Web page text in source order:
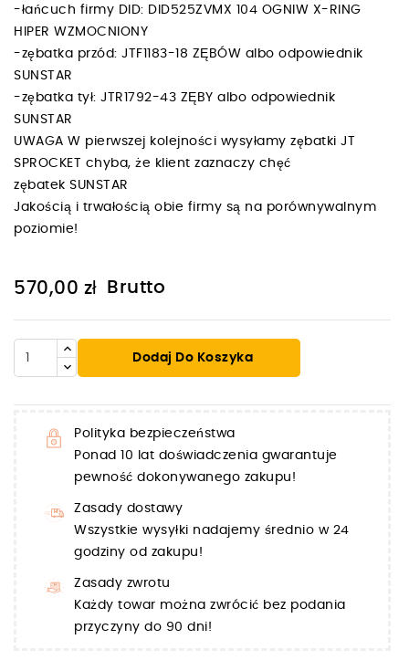
-łańcuch firmy DID: DID525ZVMX 104 OGNIW X-RING
HIPER WZMOCNIONY
-zębatka przód: JTF1183-18 ZĘBÓW albo odpowiednik
SUNSTAR
-zębatka tył: JTR1792-43 ZĘBY albo odpowiednik
SUNSTAR
UWAGA W pierwszej kolejności wysyłamy zębatki JT
SPROCKET chyba, że klient zaznaczy chęć
zębatek SUNSTAR
Jakością i trwałością obie firmy są na porównywalnym
poziomie!
570,00 zł Brutto
Dodaj Do Koszyka
Polityka bezpieczeństwa
Ponad 10 lat doświadczenia gwarantuje
pewność dokonywanego zakupu!
Zasady dostawy
Wszystkie wysyłki nadajemy średnio w 24
godziny od zakupu!
Zasady zwrotu
Każdy towar można zwrócić bez podania
przyczyny do 90 dni!